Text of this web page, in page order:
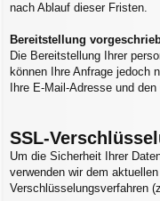
nach Ablauf dieser Fristen.
Bereitstellung
Die Bereitstellung Ihrer
können Ihre Anfrage jedoch
Ihre E-Mail-Adresse und
SSL-
Um die Sicherheit Ihrer
verwenden wir dem
Verschlüsselungsverfahren